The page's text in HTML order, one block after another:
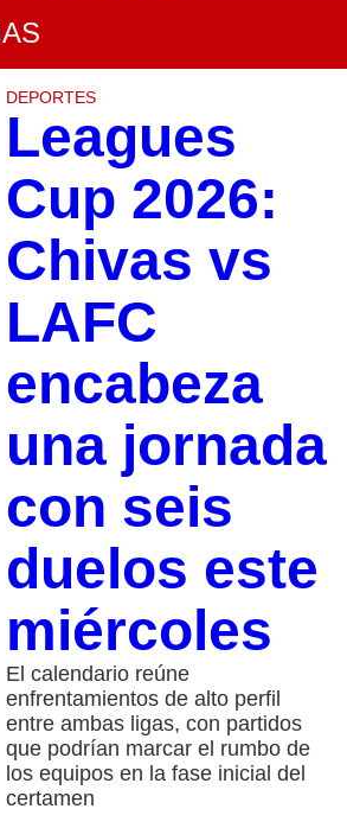
DEPORTES
Leagues
Cup 2026:
Chivas vs
LAFC
encabeza
una jornada
con seis
duelos este
miércoles
El calendario reúne
enfrentamientos de alto perfil
entre ambas ligas, con partidos
que podrían marcar el rumbo de
los equipos en la fase inicial del
certamen